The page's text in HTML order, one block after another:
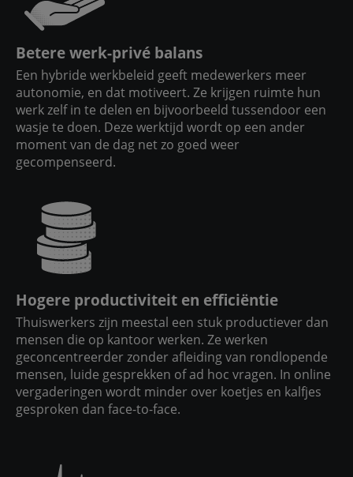
Betere werk-privé balans
Een hybride werkbeleid geeft medewerkers meer
autonomie, en dat motiveert. Ze krijgen ruimte hun
werk zelf in te delen en bijvoorbeeld tussendoor een
wasje te doen. Deze werktijd wordt op een ander
moment van de dag net zo goed weer
gecompenseerd.
Hogere productiviteit en efficiëntie
Thuiswerkers zijn meestal een stuk productiever dan
mensen die op kantoor werken. Ze werken
geconcentreerder zonder afleiding van rondlopende
mensen, luide gesprekken of ad hoc vragen. In online
vergaderingen wordt minder over koetjes en kalfjes
gesproken dan face-to-face.